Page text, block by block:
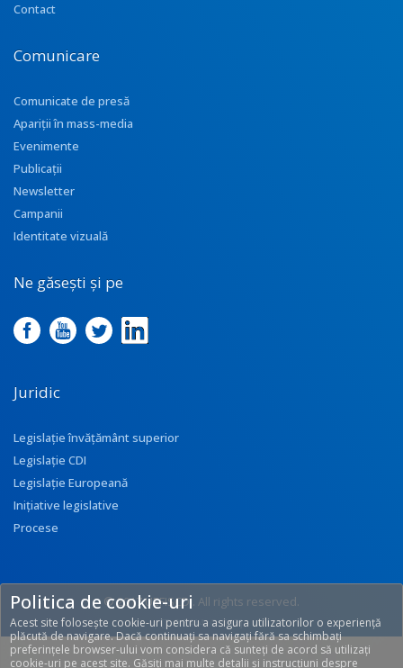
Contact
Comunicare
Comunicate de presă
Apariţii în mass-media
Evenimente
Publicații
Newsletter
Campanii
Identitate vizuală
Ne găsești și pe
Juridic
Legislație învățământ superior
Legislație CDI
Legislație Europeană
Inițiative legislative
Procese
© 2017 UEFISCDI. All rights reserved.
[T: 0.3414, O: 113]
Politica de cookie-uri
Acest site folosește cookie-uri pentru a asigura utilizatorilor o experiență
plăcută de navigare. Dacă continuați sa navigați fără sa schimbați
preferințele browser-ului vom considera că sunteți de acord să utilizați
cookie-uri pe acest site. Găsiți mai multe detalii și instrucțiuni despre